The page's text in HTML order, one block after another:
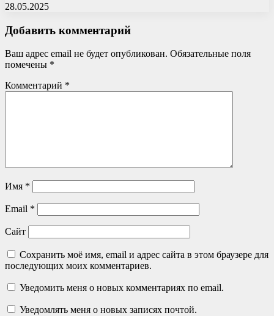
28.05.2025
Добавить комментарий
Ваш адрес email не будет опубликован. Обязательные поля
помечены *
Комментарий *
Имя *
Email *
Сайт
Сохранить моё имя, email и адрес сайта в этом браузере для
последующих моих комментариев.
Уведомить меня о новых комментариях по email.
Уведомлять меня о новых записях почтой.